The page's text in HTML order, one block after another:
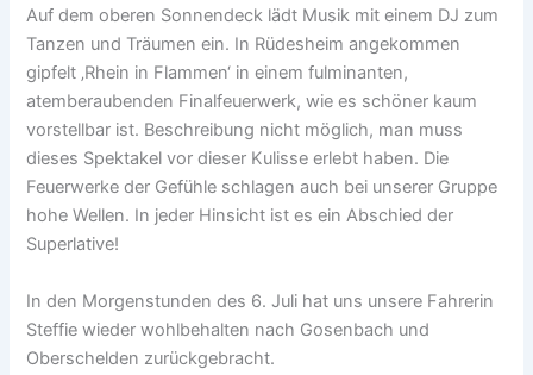
Auf dem oberen Sonnendeck lädt Musik mit einem DJ zum
Tanzen und Träumen ein. In Rüdesheim angekommen
gipfelt ‚Rhein in Flammen‘ in einem fulminanten,
atemberaubenden Finalfeuerwerk, wie es schöner kaum
vorstellbar ist. Beschreibung nicht möglich, man muss
dieses Spektakel vor dieser Kulisse erlebt haben. Die
Feuerwerke der Gefühle schlagen auch bei unserer Gruppe
hohe Wellen. In jeder Hinsicht ist es ein Abschied der
Superlative!
In den Morgenstunden des 6. Juli hat uns unsere Fahrerin
Steffie wieder wohlbehalten nach Gosenbach und
Oberschelden zurückgebracht.